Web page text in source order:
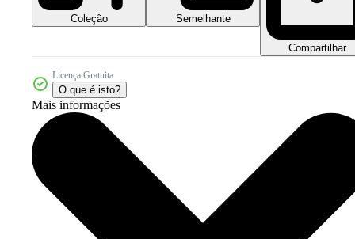
Coleção Semelhante
Compartilhar
Licença Gratuita
O que é isto?
Mais informações